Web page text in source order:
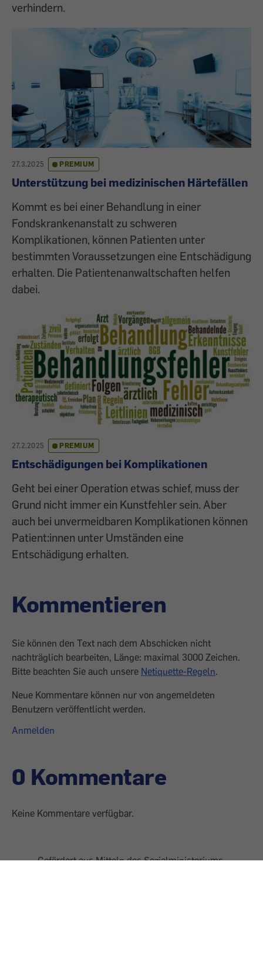
verhindern.
27.3.2025 PREMIUM
Unterstützung bei medizinischen Härtefällen
Kommt es bei einer Behandlung in einer
Fondskrankenanstalt zu schweren
Komplikationen, können Patienten unter
bestimmten Voraussetzungen eine Entschädigung
erhalten. Die Patientenanwaltschaften helfen
dabei.
27.2.2025 PREMIUM
Entschädigungen bei Komplikationen
Geht bei einer Operation etwas schief, muss der
Grund nicht immer ein Kunstfehler sein. Aber
auch bei unvermeidbaren Komplikationen können
Patient:innen unter Umständen eine
Entschädigung erhalten.
Kommentieren
Sie können den Text nach dem Abschicken nicht
nachträglich bearbeiten, Länge: maximal 3000 Zeichen.
Bitte beachten Sie auch unsere Netiquette-Regeln.
Neue Kommentare können nur von angemeldeten
Benutzern veröffentlicht werden.
Anmelden
0 Kommentare
Keine Kommentare verfügbar.
Gefördert aus Mitteln des Sozialministeriums